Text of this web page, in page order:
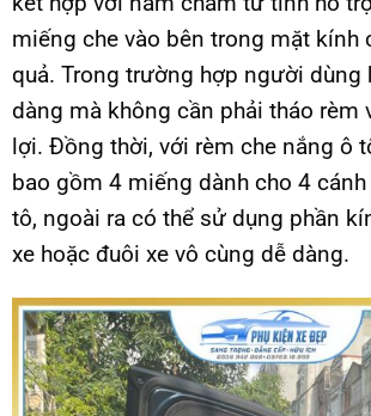
miếng che vào bên trong mặt kính
quả. Trong trường hợp người dùng
dàng mà không cần phải tháo rèm
lợi. Đồng thời, với rèm che nắng ô
bao gồm 4 miếng dành cho 4
tô, ngoài ra có thể sử dụng phần
xe hoặc đuôi xe vô cùng dễ dàng.